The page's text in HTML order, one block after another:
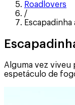
Roadlovers
/
Escapadinha
Alguma vez viveu
espetáculo de